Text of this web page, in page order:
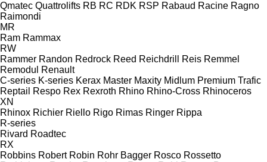
Qmatec Quattrolifts RB RC RDK RSP Rabaud Racine Ragno
Raimondi
MR
Ram Rammax
RW
Rammer Randon Redrock Reed Reichdrill Reis Remmel
Remodul
Renault
C-series K-series Kerax Master Maxity Midlum Premium Trafic
Reptail
Respo Rex Rexroth Rhino Rhino-Cross Rhinoceros
XN
Rhinox Richier Riello Rigo Rimas Ringer Rippa
R-series
Rivard Roadtec
RX
Robbins Robert Robin Rohr Bagger Rosco Rossetto